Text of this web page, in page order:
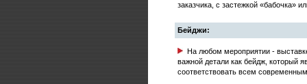
заказчика, с застежкой «бабочка»
Бейджи:
На любом мероприятии -
важной детали как бейдж, который
соответствовать всем